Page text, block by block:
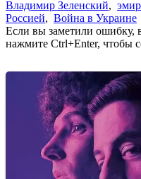
Владимир Зеленский,
Россией, Война в Украине
Если вы заметили ошибку,
нажмите Ctrl+Enter, чтобы